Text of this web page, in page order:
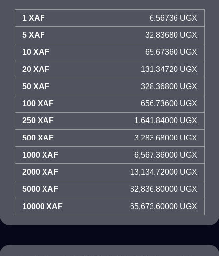
1 XAF 6.56736 UGX
5 XAF 32.83680 UGX
10 XAF 65.67360 UGX
20 XAF 131.34720 UGX
50 XAF 328.36800 UGX
100 XAF 656.73600 UGX
250 XAF 1,641.84000 UGX
500 XAF 3,283.68000 UGX
1000 XAF 6,567.36000 UGX
2000 XAF 13,134.72000 UGX
5000 XAF 32,836.80000 UGX
10000 XAF 65,673.60000 UGX